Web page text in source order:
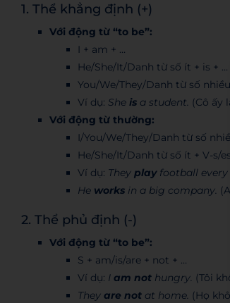
1. Thể khẳng định (+)
Với động từ “to be”:
I + am + …
He/She/It/Danh từ số ít + is + …
You/We/They/Danh từ số
Ví dụ: She is a student. (Cô ấy
Với động từ thường:
I/You/We/They/Danh từ số
He/She/It/Danh từ số ít + V-s/es
Ví dụ: They playfootball every
He works in a big company.
2. Thể phủ định (-)
Với động từ “to be”:
S + am/is/are + not + …
Ví dụ: I am not hungry. (Tôi
They are not at home. (Họ